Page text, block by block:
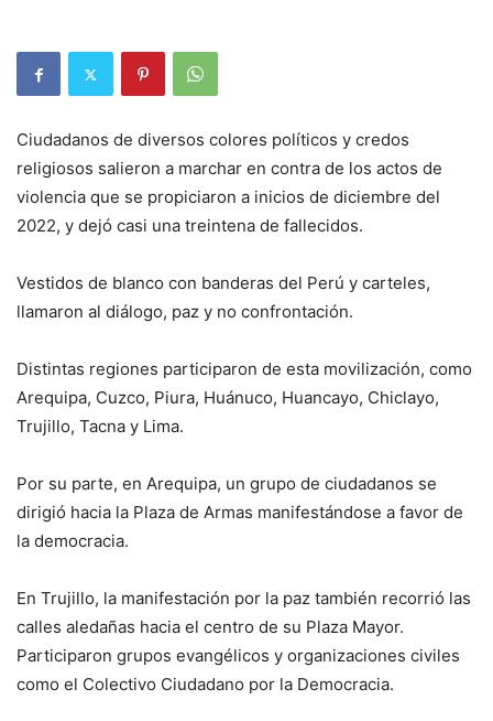
Ciudadanos de diversos colores políticos y credos
religiosos salieron a marchar en contra de los actos de
violencia que se propiciaron a inicios de diciembre del
2022, y dejó casi una treintena de fallecidos.
Vestidos de blanco con banderas del Perú y carteles,
llamaron al diálogo, paz y no confrontación.
Distintas regiones participaron de esta movilización, como
Arequipa, Cuzco, Piura, Huánuco, Huancayo, Chiclayo,
Trujillo, Tacna y Lima.
Por su parte, en Arequipa, un grupo de ciudadanos se
dirigió hacia la Plaza de Armas manifestándose a favor de
la democracia.
En Trujillo, la manifestación por la paz también recorrió las
calles aledañas hacia el centro de su Plaza Mayor.
Participaron grupos evangélicos y organizaciones civiles
como el Colectivo Ciudadano por la Democracia.